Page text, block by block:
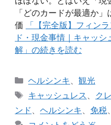
「どのカードが最適か
価
「【完全版】フィン
ド・現金事情｜キャッ
解」の続きを読む
カ
テ
リ
ヘルシンキ 、観光
タ
グ
キャッシュレス 、 ク
ンド 、 ヘルシンキ 、 免税、